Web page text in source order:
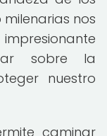
nos
sobre la
nuestro
caminar